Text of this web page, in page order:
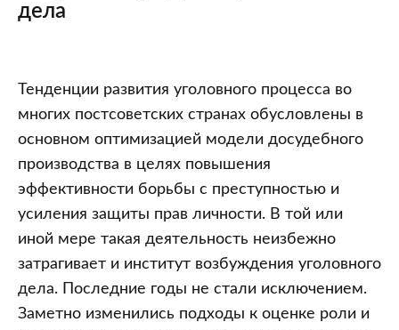
дела
Актуальные
тенденции
развития
стадии
возбуждения
уголовного
дела
Тенденции развития уголовного процесса во
многих постсоветских странах обусловлены в
основном оптимизацией модели досудебного
производства в целях повышения
эффективности борьбы с преступностью и
усиления защиты прав личности. В той или
иной мере такая деятельность неизбежно
затрагивает и институт возбуждения уголовного
дела. Последние годы не стали исключением.
Заметно изменились подходы к оценке роли и